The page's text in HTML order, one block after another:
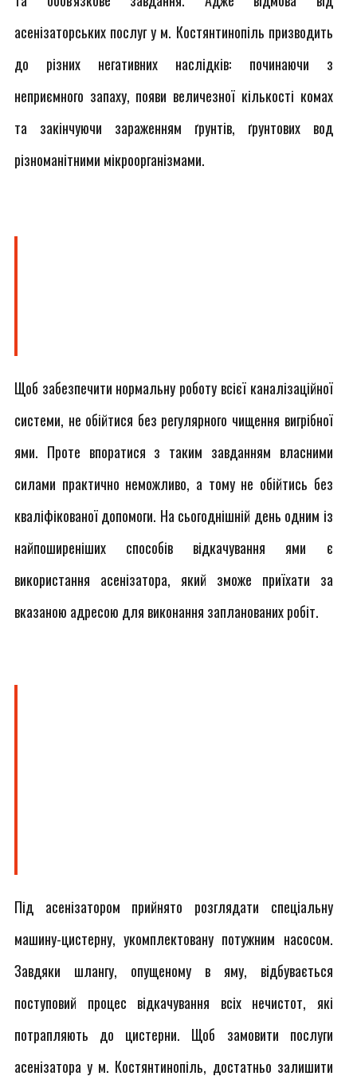
асенізаторських послуг у м. Костянтинопіль призводить
до різних негативних наслідків: починаючи з
неприємного запаху, появи величезної кількості комах
та закінчуючи зараженням ґрунтів, ґрунтових вод
різноманітними мікроорганізмами.
Щоб забезпечити нормальну роботу всієї каналізаційної
системи, не обійтися без регулярного чищення вигрібної
ями. Проте впоратися з таким завданням власними
силами практично неможливо, а тому не обійтись без
кваліфікованої допомоги. На сьогоднішній день одним із
найпоширеніших способів відкачування ями є
використання асенізатора, який зможе приїхати за
вказаною адресою для виконання запланованих робіт.
Під асенізатором прийнято розглядати спеціальну
машину-цистерну, укомплектовану потужним насосом.
Завдяки шлангу, опущеному в яму, відбувається
поступовий процес відкачування всіх нечистот, які
потрапляють до цистерни. Щоб замовити послуги
асенізатора у м. Костянтинопіль, достатньо залишити